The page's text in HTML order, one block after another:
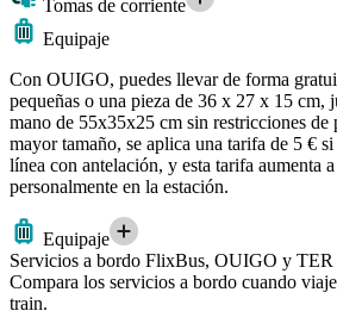
Tomas de corriente
Equipaje
Con OUIGO, puedes llevar de forma
pequeñas o una pieza de 36 x 27 x 15 cm,
mano de 55x35x25 cm sin restricciones de
mayor tamaño, se aplica una tarifa de 5 €
línea con antelación, y esta tarifa aumenta
personalmente en la estación.
Equipaje
Servicios a bordo FlixBus, OUIGO y TER
Compara los servicios a bordo cuando
train.